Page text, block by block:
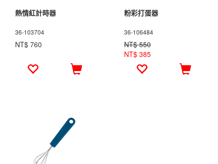
熱情紅計時器
36-103704
NT$ 760
粉彩打蛋器
36-106484
NT$ 550
NT$ 385